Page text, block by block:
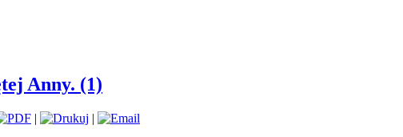
Anny. (1)
|
|